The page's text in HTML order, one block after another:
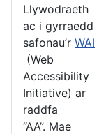
Llywodraeth
ac i gyrraedd
safonau’r WAI
(Web
Accessibility
Initiative) ar
raddfa
“AA”. Mae